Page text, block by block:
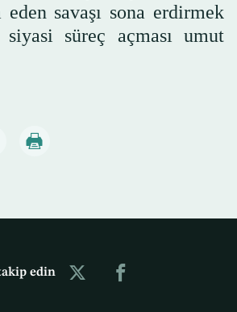
savaşı sona erdirmek
süreç açması umut
edin